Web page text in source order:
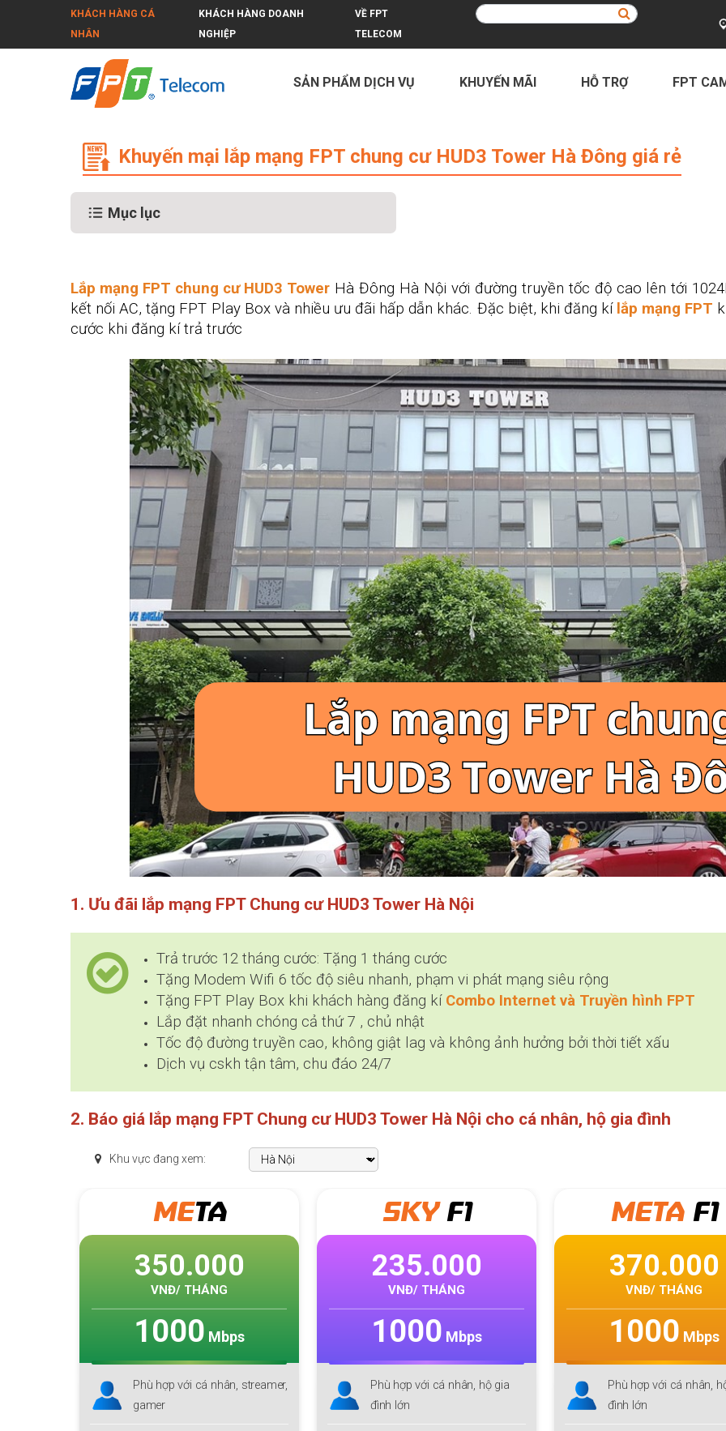
KHÁCH HÀNG CÁ
NHÂN
KHÁCH HÀNG DOANH
NGHIỆP
VỀ FPT
TELECOM
SẢN PHẨM DỊCH VỤ KHUYẾN MÃI HỖ TRỢ FPT
Khuyến mại lắp mạng FPT chung cư HUD3 Tower Hà Đông giá rẻ
Mục lục
Lắp mạng FPT chung cư HUD3 Tower Hà Đông Hà Nội với đường truyền tốc độ cao lên tới
kết nối AC, tặng FPT Play Box và nhiều ưu đãi hấp dẫn khác. Đặc biệt, khi đăng kí lắp mạng FPT
cước khi đăng kí trả trước
1. Ưu đãi lắp mạng FPT Chung cư HUD3 Tower Hà Nội
Trả trước 12 tháng cước: Tặng 1 tháng cước
Tặng Modem Wifi 6 tốc độ siêu nhanh, phạm vi phát mạng siêu rộng
Tặng FPT Play Box khi khách hàng đăng kí Combo Internet và Truyền hình FPT
Lắp đặt nhanh chóng cả thứ 7 , chủ nhật
Tốc độ đường truyền cao, không giật lag và không ảnh hưởng bởi thời tiết xấu
Dịch vụ cskh tận tâm, chu đáo 24/7
2. Báo giá lắp mạng FPT Chung cư HUD3 Tower Hà Nội cho cá nhân, hộ gia đình
Khu vực đang xem:
SKYF1
235.000
VNĐ/ THÁNG
1000 Mbps
Phù hợp với cá nhân, hộ gia
đình lớn
METAF1
370.000
VNĐ/ THÁNG
1000 Mbps
Phù hợp với cá nhân, hộ gia
đình lớn
GigaMulti
300.000
VNĐ/ THÁNG
300Mbps
Phù hợp MMO ,
Công nghệ